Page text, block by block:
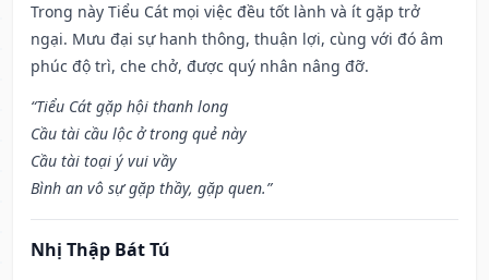
Trong này Tiểu Cát mọi việc đều tốt lành và ít gặp trở
ngại. Mưu đại sự hanh thông, thuận lợi, cùng với đó âm
phúc độ trì, che chở, được quý nhân nâng đỡ.
“Tiểu Cát gặp hội thanh long
Cầu tài cầu lộc ở trong quẻ này
Cầu tài toại ý vui vầy
Bình an vô sự gặp thầy, gặp quen.”
Nhị Thập Bát Tú